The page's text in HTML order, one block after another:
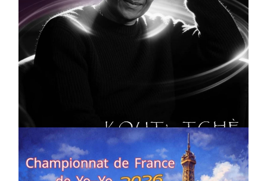
CULTURE
Artiste W2R : Jean Luc ALGER
On